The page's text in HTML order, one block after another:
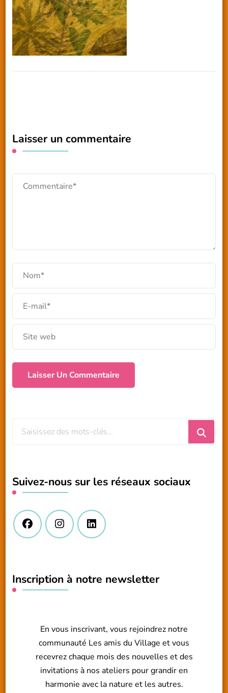
Laisser un commentaire
?
Suivez-nous sur les réseaux sociaux
Inscription à notre newsletter
En vous inscrivant, vous rejoindrez notre
communauté Les amis du Village et vous
recevrez chaque mois des nouvelles et des
invitations à nos ateliers pour grandir en
harmonie avec la nature et les autres.